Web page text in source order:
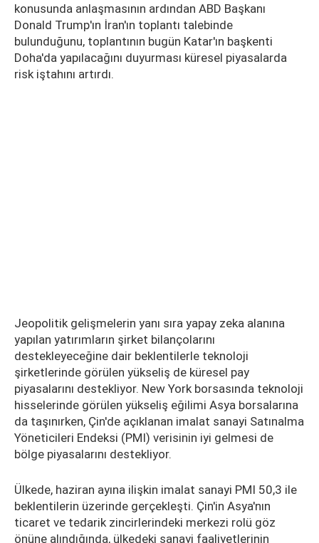
konusunda anlaşmasının ardından ABD Başkanı
Donald Trump'ın İran'ın toplantı talebinde
bulunduğunu, toplantının bugün Katar'ın başkenti
Doha'da yapılacağını duyurması küresel piyasalarda
risk iştahını artırdı.
Jeopolitik gelişmelerin yanı sıra yapay zeka alanına
yapılan yatırımların şirket bilançolarını
destekleyeceğine dair beklentilerle teknoloji
şirketlerinde görülen yükseliş de küresel pay
piyasalarını destekliyor. New York borsasında teknoloji
hisselerinde görülen yükseliş eğilimi Asya borsalarına
da taşınırken, Çin'de açıklanan imalat sanayi Satınalma
Yöneticileri Endeksi (PMI) verisinin iyi gelmesi de
bölge piyasalarını destekliyor.
Ülkede, haziran ayına ilişkin imalat sanayi PMI 50,3 ile
beklentilerin üzerinde gerçekleşti. Çin'in Asya'nın
ticaret ve tedarik zincirlerindeki merkezi rolü göz
önüne alındığında, ülkedeki sanayi faaliyetlerinin